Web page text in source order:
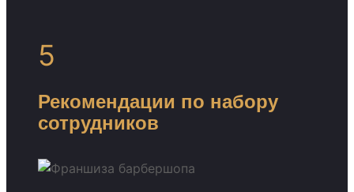
5
Рекомендации по набору
сотрудников